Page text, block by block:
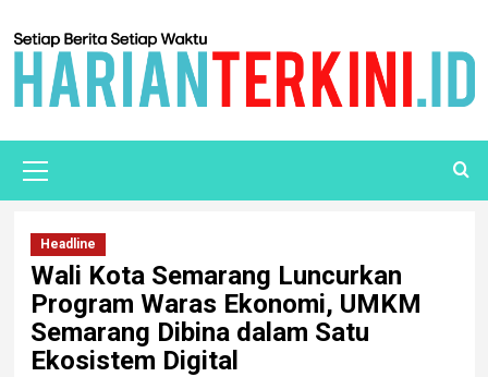
Headline
Wali Kota Semarang Luncurkan
Program Waras Ekonomi, UMKM
Semarang Dibina dalam Satu
Ekosistem Digital